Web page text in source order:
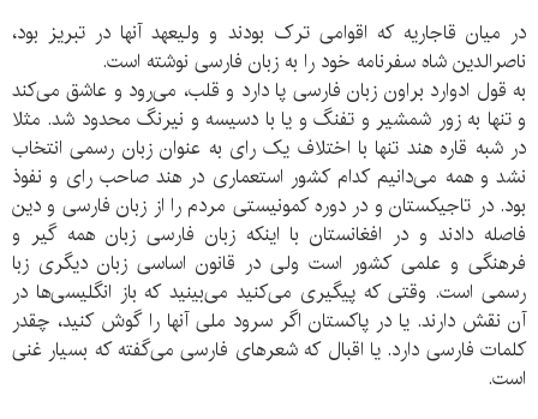
در میان قاجاریه که اقوامی ترک بودند و ولیعهد آنها در تبریز بود،
ناصرالدین شاه سفرنامه خود را به زبان فارسی نوشته است.
به قول ادوارد براون زبان فارسی پا دارد و قلب، می‌رود و عاشق می‌کند
و تنها به زور شمشیر و تفنگ و یا با دسیسه و نیرنگ محدود شد. مثلا
در شبه قاره هند تنها با اختلاف یک رای به عنوان زبان رسمی انتخاب
نشد و همه می‌دانیم کدام کشور استعماری در هند صاحب رای و نفوذ
بود. در تاجیکستان و در دوره کمونیستی مردم را از زبان فارسی و دین
فاصله دادند و در افغانستان با اینکه زبان فارسی زبان همه گیر و
فرهنگی و علمی کشور است ولی در قانون اساسی زبان دیگری زبا
رسمی است. وقتی که پیگیری می‌کنید می‌بینید که باز انگلیسی‌ها در
آن نقش دارند. یا در پاکستان اگر سرود ملی آنها را گوش کنید، چقدر
کلمات فارسی دارد. یا اقبال که شعرهای فارسی می‌گفته که بسیار غنی
است.